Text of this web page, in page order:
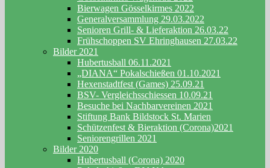
Bierwagen Gösselkirmes 2022
Generalversammlung 29.03.2022
Senioren Grill- & Lieferaktion 26.03.22
Frühschoppen SV Ehringhausen 27.03.22
Bilder 2021
Hubertusball 06.11.2021
„DIANA“ Pokalschießen 01.10.2021
Hexenstadtfest (Games) 25.09.21
BSV- Vergleichsschiessen 10.09.21
Besuche bei Nachbarvereinen 2021
Stiftung Bank Bildstock St. Marien
Schützenfest & Bieraktion (Corona)2021
Seniorengrillen 2021
Bilder 2020
Hubertusball (Corona) 2020